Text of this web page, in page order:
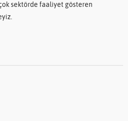
sektörde faaliyet gösteren